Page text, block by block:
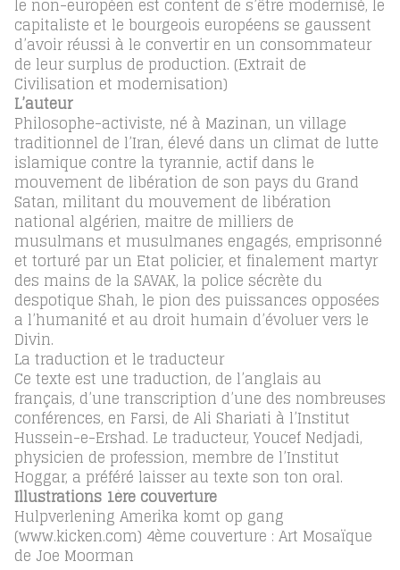
le non-européen est content de s’être modernisé, le
capitaliste et le bourgeois européens se gaussent
d’avoir réussi à le convertir en un consommateur
de leur surplus de production. (Extrait de
Civilisation et modernisation)
L’auteur
Philosophe-activiste, né à Mazinan, un village
traditionnel de l’Iran, élevé dans un climat de lutte
islamique contre la tyrannie, actif dans le
mouvement de libération de son pays du Grand
Satan, militant du mouvement de libération
national algérien, maitre de milliers de
musulmans et musulmanes engagés, emprisonné
et torturé par un Etat policier, et finalement martyr
des mains de la SAVAK, la police sécrète du
despotique Shah, le pion des puissances opposées
a l’humanité et au droit humain d’évoluer vers le
Divin.
La traduction et le traducteur
Ce texte est une traduction, de l’anglais au
français, d’une transcription d’une des nombreuses
conférences, en Farsi, de Ali Shariati à l’Institut
Hussein-e-Ershad. Le traducteur, Youcef Nedjadi,
physicien de profession, membre de l’Institut
Hoggar, a préféré laisser au texte son ton oral.
Illustrations 1ère couverture
Hulpverlening Amerika komt op gang
(www.kicken.com) 4ème couverture : Art Mosaïque
de Joe Moorman